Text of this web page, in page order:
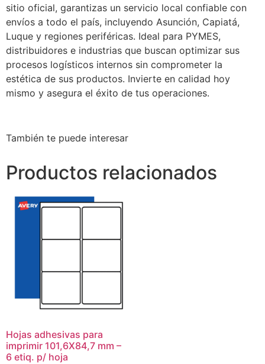
sitio oficial, garantizas un servicio local confiable con
envíos a todo el país, incluyendo Asunción, Capiatá,
Luque y regiones periféricas. Ideal para PYMES,
distribuidores e industrias que buscan optimizar sus
procesos logísticos internos sin comprometer la
estética de sus productos. Invierte en calidad hoy
mismo y asegura el éxito de tus operaciones.
También te puede interesar
Productos relacionados
Hojas adhesivas para
imprimir 101,6X84,7 mm –
6 etiq. p/ hoja